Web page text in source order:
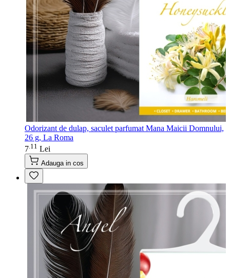
Odorizant de dulap, saculet parfumat Mana Maicii Domnului,
26 g, La Roma
7 11 Lei
Adauga in cos